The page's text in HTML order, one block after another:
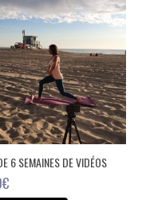
6 SEMAINES DE VIDÉOS
€